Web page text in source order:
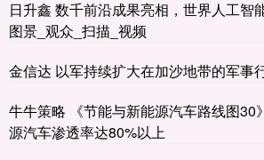
日升鑫 数千前沿成果亮相，世界人工智
图景_观众_扫描_视频
金信达 以军持续扩大在加沙地带的军事
牛牛策略 《节能与新能源汽车路线图30
源汽车渗透率达80%以上